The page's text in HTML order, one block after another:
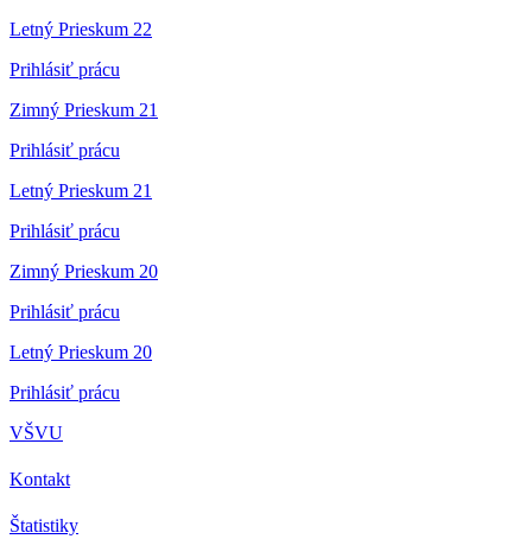
Letný Prieskum 22
Prihlásiť prácu
Zimný Prieskum 21
Prihlásiť prácu
Letný Prieskum 21
Prihlásiť prácu
Zimný Prieskum 20
Prihlásiť prácu
Letný Prieskum 20
Prihlásiť prácu
VŠVU
Kontakt
Štatistiky